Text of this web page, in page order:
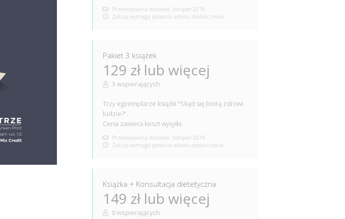
Przewidywana dostawa: listopad 2018
Zakup wymaga podania adresu dostarczenia
Pakiet 3 książek
129 zł lub więcej
3 wspierających
Trzy egzemplarze książki "Skąd się biorą zdrowi
ludzie?".
Cena zawiera koszt wysyłki.
Przewidywana dostawa: listopad 2018
Zakup wymaga podania adresu dostarczenia
Książka + Konsultacja dietetyczna
149 zł lub więcej
0 wspierających